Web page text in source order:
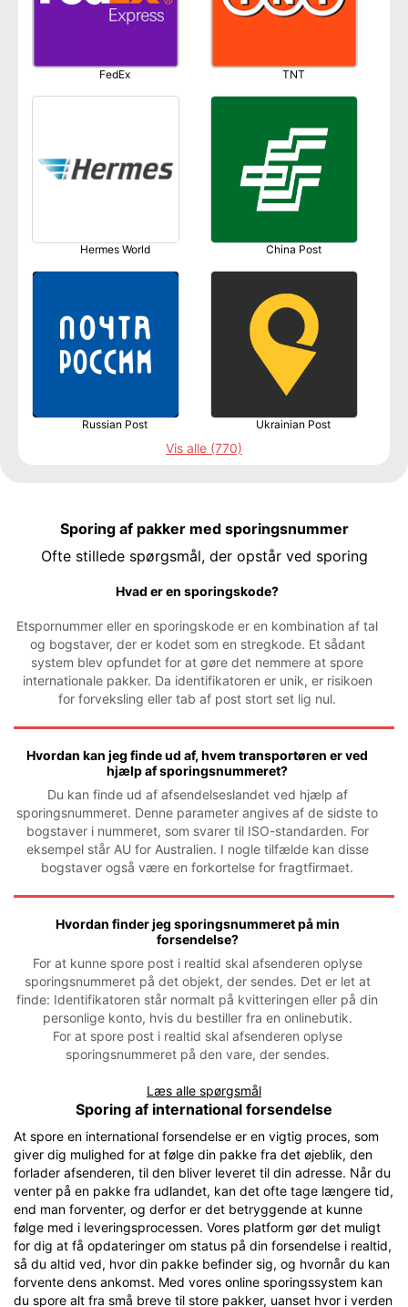
FedEx TNT
Hermes World China Post
Russian Post Ukrainian Post
Vis alle (770)
Sporing af pakker med sporingsnummer
Ofte stillede spørgsmål, der opstår ved sporing
Hvad er en sporingskode?
Etspornummer eller en sporingskode er en kombination af tal
og bogstaver, der er kodet som en stregkode. Et sådant
system blev opfundet for at gøre det nemmere at spore
internationale pakker. Da identifikatoren er unik, er risikoen
for forveksling eller tab af post stort set lig nul.
Hvordan kan jeg finde ud af, hvem transportøren er ved
hjælp af sporingsnummeret?
Du kan finde ud af afsendelseslandet ved hjælp af
sporingsnummeret. Denne parameter angives af de sidste to
bogstaver i nummeret, som svarer til ISO-standarden. For
eksempel står AU for Australien. I nogle tilfælde kan disse
bogstaver også være en forkortelse for fragtfirmaet.
Hvordan finder jeg sporingsnummeret på min
forsendelse?
For at kunne spore post i realtid skal afsenderen oplyse
sporingsnummeret på det objekt, der sendes. Det er let at
finde: Identifikatoren står normalt på kvitteringen eller på din
personlige konto, hvis du bestiller fra en onlinebutik.
For at spore post i realtid skal afsenderen oplyse
sporingsnummeret på den vare, der sendes.
Læs alle spørgsmål
Sporing af international forsendelse
At spore en international forsendelse er en vigtig proces, som
giver dig mulighed for at følge din pakke fra det øjeblik, den
forlader afsenderen, til den bliver leveret til din adresse. Når du
venter på en pakke fra udlandet, kan det ofte tage længere tid,
end man forventer, og derfor er det betryggende at kunne
følge med i leveringsprocessen. Vores platform gør det muligt
for dig at få opdateringer om status på din forsendelse i realtid,
så du altid ved, hvor din pakke befinder sig, og hvornår du kan
forvente dens ankomst. Med vores online sporingssystem kan
du spore alt fra små breve til store pakker, uanset hvor i verden